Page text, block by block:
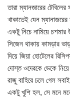
তারা ম্যানজারের
খাকাতেই যেন
একটু নিচে নামিয়ে
সিজেন থাকায় কামড়ার
দিয়ে জিয়া হোটেলের
দোস্ত ওদেরকে ডেকে
রাজু বাহিরে চলে গেল
একটু খুশি হল, সে মনে